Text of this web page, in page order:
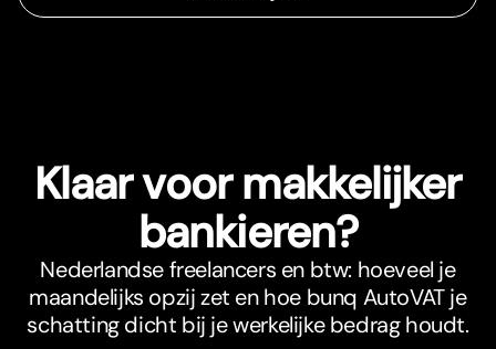
Klaar voor makkelijker
bankieren?
Nederlandse freelancers en btw: hoeveel je
maandelijks opzij zet en hoe bunq AutoVAT je
schatting dicht bij je werkelijke bedrag houdt.